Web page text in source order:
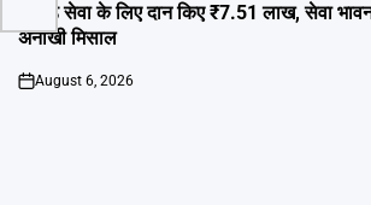
कांवड़ सेवा के लिए दान किए ₹7.51 लाख, सेवा
अनोखी मिसाल
on
August 6, 2026